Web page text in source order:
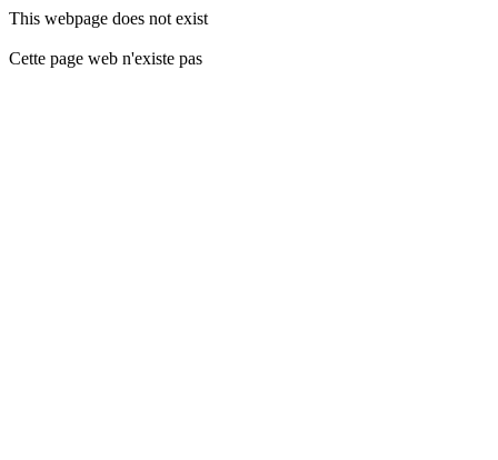
This webpage does not exist
Cette page web n'existe pas